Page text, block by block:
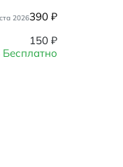
2026390 ₽
150 ₽
Бесплатно